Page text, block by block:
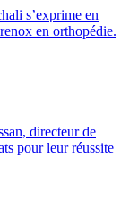
s’exprime en
en orthopédie.
directeur de
pour leur réussite